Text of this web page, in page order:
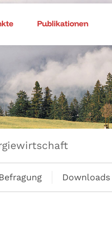
Publikationen
Befragung Downloads